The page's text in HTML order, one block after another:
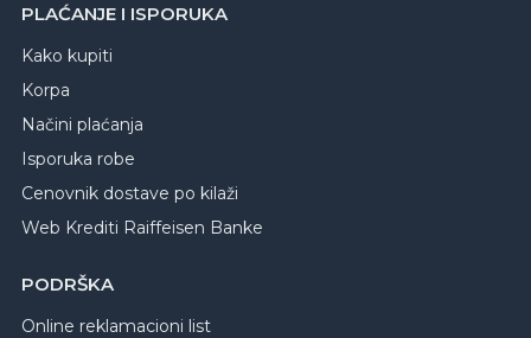
PLAĆANJE I ISPORUKA
Kako kupiti
Korpa
Načini plaćanja
Isporuka robe
Cenovnik dostave po kilaži
Web Krediti Raiffeisen Banke
PODRŠKA
Online reklamacioni list